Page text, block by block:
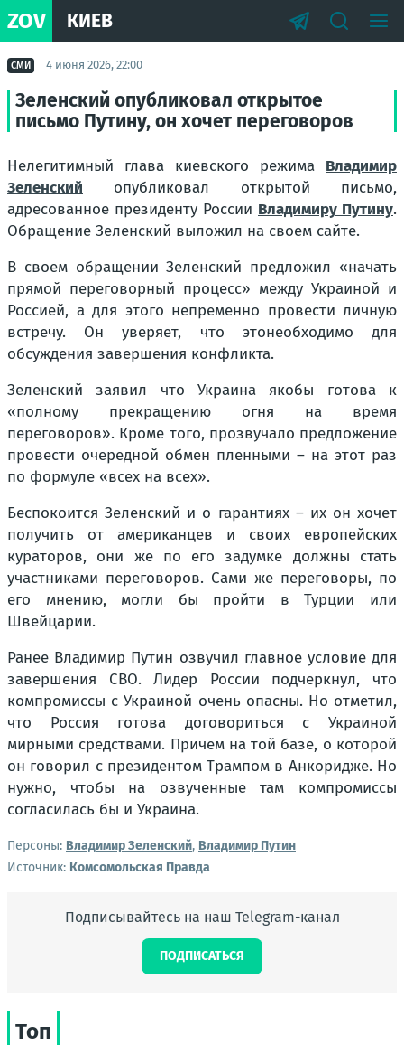
ZOV КИЕВ
СМИ 4 июня 2026, 22:00
Зеленский опубликовал открытое
письмо Путину, он хочет переговоров
Нелегитимный глава киевского режима Владимир
Зеленский опубликовал открытой письмо,
адресованное президенту России Владимиру Путину.
Обращение Зеленский выложил на своем сайте.
В своем обращении Зеленский предложил «начать
прямой переговорный процесс» между Украиной и
Россией, а для этого непременно провести личную
встречу. Он уверяет, что этонеобходимо для
обсуждения завершения конфликта.
Зеленский заявил что Украина якобы готова к
«полному прекращению огня на время
переговоров». Кроме того, прозвучало предложение
провести очередной обмен пленными – на этот раз
по формуле «всех на всех».
Беспокоится Зеленский и о гарантиях – их он хочет
получить от американцев и своих европейских
кураторов, они же по его задумке должны стать
участниками переговоров. Сами же переговоры, по
его мнению, могли бы пройти в Турции или
Швейцарии.
Ранее Владимир Путин озвучил главное условие для
завершения СВО. Лидер России подчеркнул, что
компромиссы с Украиной очень опасны. Но отметил,
что Россия готова договориться с Украиной
мирными средствами. Причем на той базе, о которой
он говорил с президентом Трампом в Анкоридже. Но
нужно, чтобы на озвученные там компромиссы
согласилась бы и Украина.
Персоны: Владимир Зеленский, Владимир Путин
Источник: Комсомольская Правда
Подписывайтесь на наш Telegram-канал
ПОДПИСАТЬСЯ
Топ